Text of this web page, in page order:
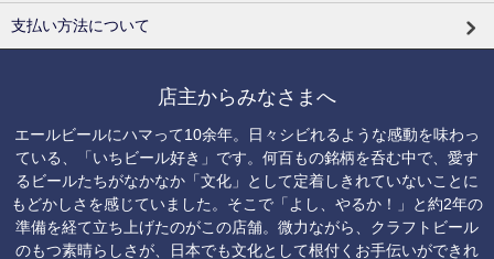
支払い方法について
店主からみなさまへ
エールビールにハマって10余年。日々シビれるような感動を味わっ
ている、「いちビール好き」です。何百もの銘柄を呑む中で、愛す
るビールたちがなかなか「文化」として定着しきれていないことに
もどかしさを感じていました。そこで「よし、やるか！」と約2年の
準備を経て立ち上げたのがこの店舗。微力ながら、クラフトビール
のもつ素晴らしさが、日本でも文化として根付くお手伝いができれ